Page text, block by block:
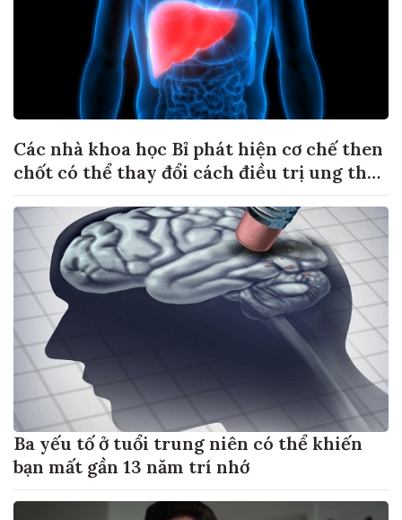
Các nhà khoa học Bỉ phát hiện cơ chế then
chốt có thể thay đổi cách điều trị ung thư
Ba yếu tố ở tuổi trung niên có thể khiến
bạn mất gần 13 năm trí nhớ